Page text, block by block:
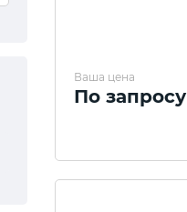
Ваша цена
По запросу